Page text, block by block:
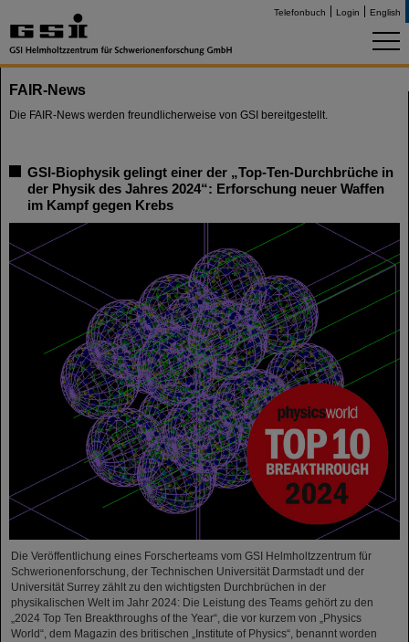
Telefonbuch Login English
FAIR-News
Die FAIR-News werden freundlicherweise von GSI bereitgestellt.
GSI-Biophysik gelingt einer der „Top-Ten-Durchbrüche in
der Physik des Jahres 2024“: Erforschung neuer Waffen
im Kampf gegen Krebs
Die Veröffentlichung eines Forscherteams vom GSI Helmholtzzentrum für
Schwerionenforschung, der Technischen Universität Darmstadt und der
Universität Surrey zählt zu den wichtigsten Durchbrüchen in der
physikalischen Welt im Jahr 2024: Die Leistung des Teams gehört zu den
„2024 Top Ten Breakthroughs of the Year“, die vor kurzem von „Physics
World“, dem Magazin des britischen „Institute of Physics“, benannt worden